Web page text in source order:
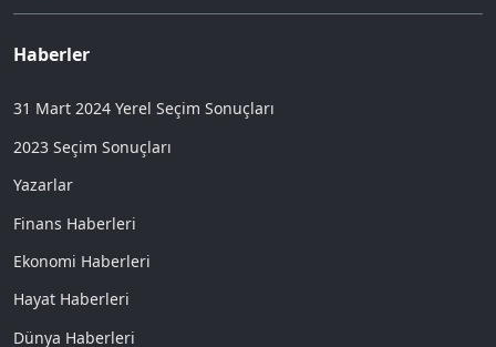
Haberler
31 Mart 2024 Yerel Seçim Sonuçları
2023 Seçim Sonuçları
Yazarlar
Finans Haberleri
Ekonomi Haberleri
Hayat Haberleri
Dünya Haberleri